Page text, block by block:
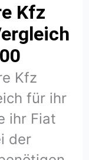
Kfz
Kfz
für ihr
ihr Fiat
der